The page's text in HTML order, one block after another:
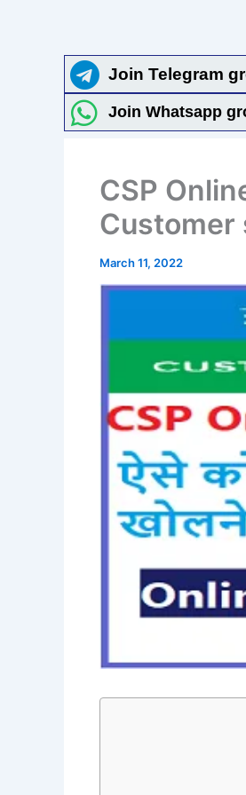
Join Telegram
Join Whatsapp
CSP
Customer
March 11, 2022